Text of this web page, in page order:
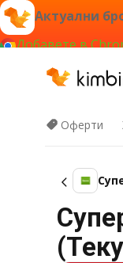
Актуални
Добавете в
Оферти